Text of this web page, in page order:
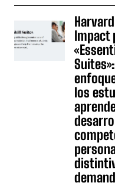
Impact
los